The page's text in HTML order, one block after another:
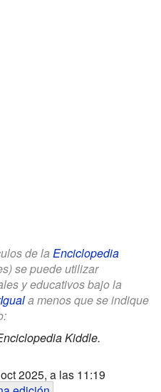
de la Enciclopedia
se puede utilizar
y educativos bajo la
a menos que se indique
Kiddle.
2025, a las 11:19